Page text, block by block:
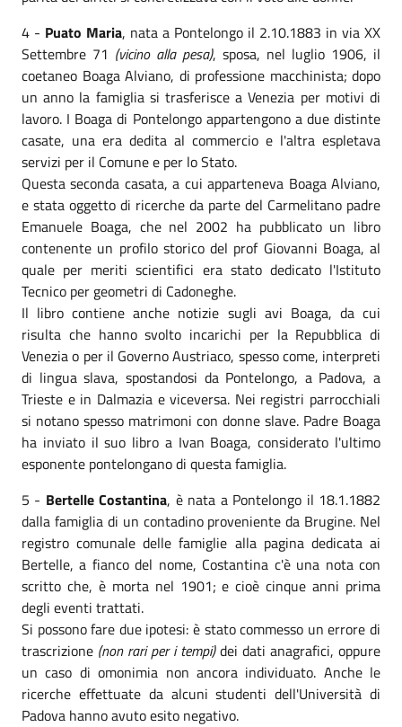
4 - Puato Maria, nata a Pontelongo il 2.10.1883 in via XX
Settembre 71 (vicino alla pesa), sposa, nel luglio 1906, il
coetaneo Boaga Alviano, di professione macchinista; dopo
un anno la famiglia si trasferisce a Venezia per motivi di
lavoro. I Boaga di Pontelongo appartengono a due distinte
casate, una era dedita al commercio e l'altra espletava
servizi per il Comune e per lo Stato.
Questa seconda casata, a cui apparteneva Boaga Alviano,
e stata oggetto di ricerche da parte del Carmelitano padre
Emanuele Boaga, che nel 2002 ha pubblicato un libro
contenente un profilo storico del prof Giovanni Boaga, al
quale per meriti scientifici era stato dedicato l'Istituto
Tecnico per geometri di Cadoneghe.
Il libro contiene anche notizie sugli avi Boaga, da cui
risulta che hanno svolto incarichi per la Repubblica di
Venezia o per il Governo Austriaco, spesso come, interpreti
di lingua slava, spostandosi da Pontelongo, a Padova, a
Trieste e in Dalmazia e viceversa. Nei registri parrocchiali
si notano spesso matrimoni con donne slave. Padre Boaga
ha inviato il suo libro a Ivan Boaga, considerato l'ultimo
esponente pontelongano di questa famiglia.
5 - Bertelle Costantina, è nata a Pontelongo il 18.1.1882
dalla famiglia di un contadino proveniente da Brugine. Nel
registro comunale delle famiglie alla pagina dedicata ai
Bertelle, a fianco del nome, Costantina c'è una nota con
scritto che, è morta nel 1901; e cioè cinque anni prima
degli eventi trattati.
Si possono fare due ipotesi: è stato commesso un errore di
trascrizione (non rari per i tempi)dei dati anagrafici, oppure
un caso di omonimia non ancora individuato. Anche le
ricerche effettuate da alcuni studenti dell'Università di
Padova hanno avuto esito negativo.